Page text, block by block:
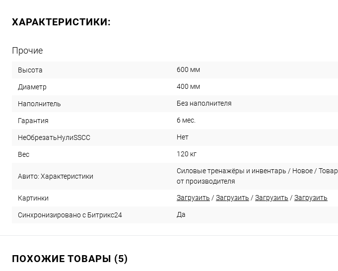
ХАРАКТЕРИСТИКИ:
Прочие
Высота 600 мм
Диаметр 400 мм
Наполнитель Без наполнителя
Гарантия 6 мес.
НеОбрезатьНулиSSCC Нет
Вес 120 кг
Авито: Характеристики
Силовые тренажёры и инвентарь / Новое / Товар
от производителя
Картинки Загрузить / Загрузить / Загрузить / Загрузить
Синхронизировано с Битрикс24 Да
ПОХОЖИЕ ТОВАРЫ (5)